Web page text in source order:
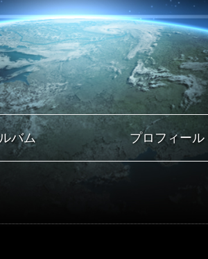
コンテンツへ移動
バム プロフィール